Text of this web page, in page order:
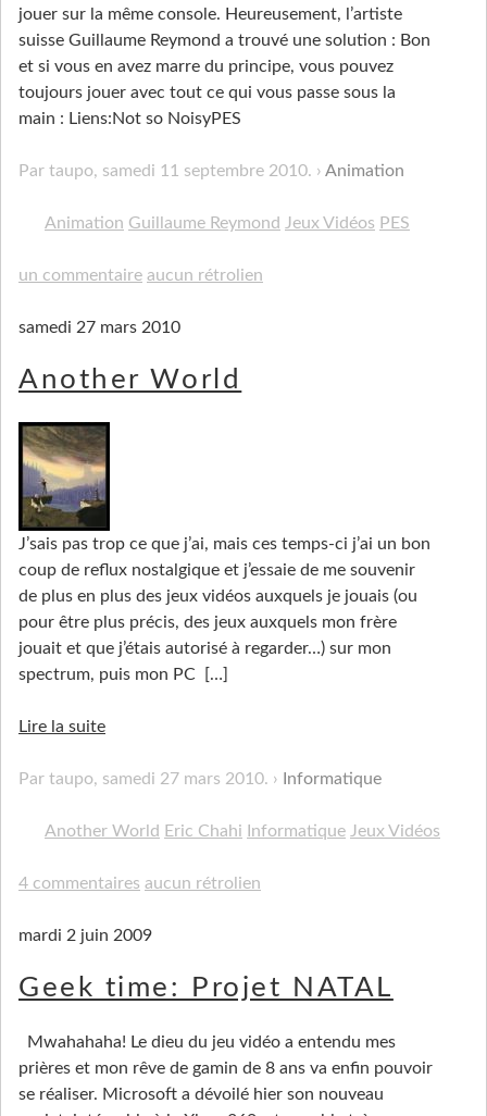
jouer sur la même console. Heureusement, l’artiste
suisse Guillaume Reymond a trouvé une solution : Bon
et si vous en avez marre du principe, vous pouvez
toujours jouer avec tout ce qui vous passe sous la
main : Liens:Not so NoisyPES
Par taupo, samedi 11 septembre 2010. Animation
Animation Guillaume Reymond Jeux Vidéos PES
un commentaire aucun rétrolien
samedi 27 mars 2010
Another World
J’sais pas trop ce que j’ai, mais ces temps-ci j’ai un bon
coup de reflux nostalgique et j’essaie de me souvenir
de plus en plus des jeux vidéos auxquels je jouais (ou
pour être plus précis, des jeux auxquels mon frère
jouait et que j’étais autorisé à regarder…) sur mon
spectrum, puis mon PC
[…]
Lire la suite
Par taupo, samedi 27 mars 2010. Informatique
Another World Eric Chahi Informatique Jeux Vidéos
4 commentaires aucun rétrolien
mardi 2 juin 2009
Geek time: Projet NATAL
Mwahahaha! Le dieu du jeu vidéo a entendu mes
prières et mon rêve de gamin de 8 ans va enfin pouvoir
se réaliser. Microsoft a dévoilé hier son nouveau